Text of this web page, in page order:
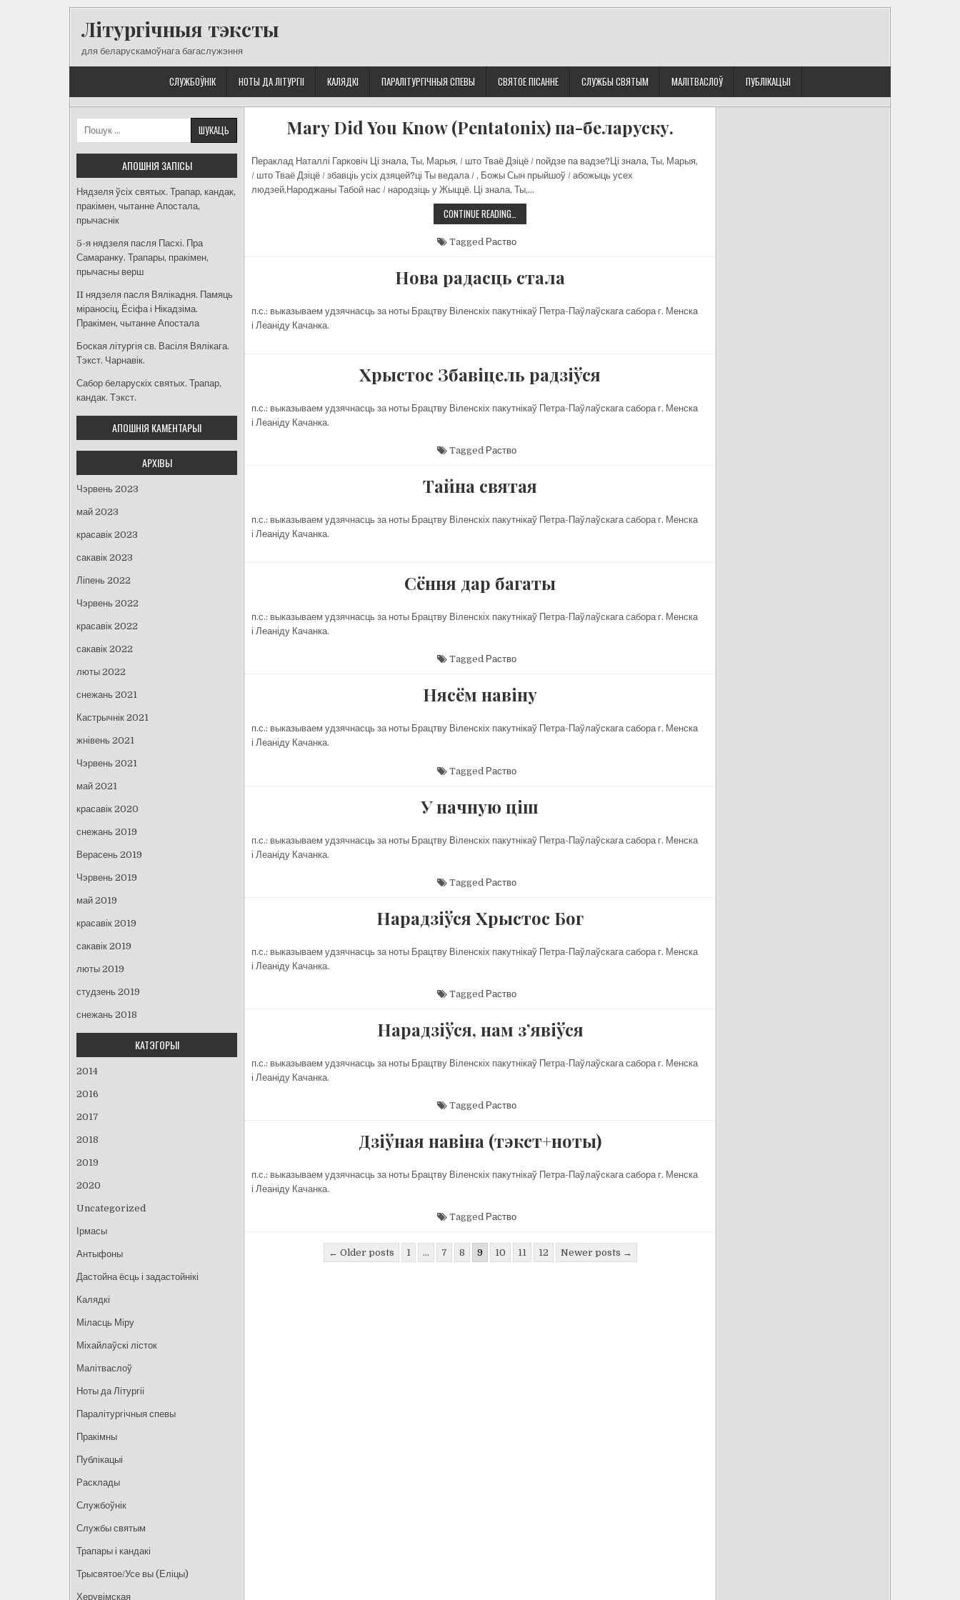
Літургічныя тэксты
для беларускамоўнага багаслужэння
СЛУЖБОЎНІК НОТЫ ДА ЛІТУРГІІ КАЛЯДКІ ПАРАЛІТУРГІЧНЫЯ СПЕВЫ СВЯТОЕ ПІСАННЕ СЛУЖБЫ СВЯТЫМ МАЛІТВАСЛОЎ ПУБЛІКАЦЫІ
Mary Did You Know (Pentatonix) па-беларуску.
Пераклад Наталлі Гарковіч Ці знала, Ты, Марыя, / што Тваё Дзіцё / пойдзе па вадзе?Ці знала, Ты, Марыя,
/ што Тваё Дзіцё / збавціь усіх дзяцей?ці Ты ведала / , Божы Сын прыйшоў / абожыць усех
людзей,Народжаны Табой нас / народзіць у Жыццё. Ці знала, Ты,…
CONTINUE READING…
DID
KNOW
ПА-
Tagged Раство
Нова радасць стала
п.с.: выказываем удзячнасць за ноты Брацтву Віленскіх пакутнікаў Петра-Паўлаўскага сабора г. Менска
і Леаніду Качанка.
Хрыстос Збавіцель радзіўся
п.с.: выказываем удзячнасць за ноты Брацтву Віленскіх пакутнікаў Петра-Паўлаўскага сабора г. Менска
і Леаніду Качанка.
Tagged Раство
Тайна святая
п.с.: выказываем удзячнасць за ноты Брацтву Віленскіх пакутнікаў Петра-Паўлаўскага сабора г. Менска
і Леаніду Качанка.
Сёння дар багаты
п.с.: выказываем удзячнасць за ноты Брацтву Віленскіх пакутнікаў Петра-Паўлаўскага сабора г. Менска
і Леаніду Качанка.
Tagged Раство
Нясём навіну
п.с.: выказываем удзячнасць за ноты Брацтву Віленскіх пакутнікаў Петра-Паўлаўскага сабора г. Менска
і Леаніду Качанка.
Tagged Раство
У начную ціш
п.с.: выказываем удзячнасць за ноты Брацтву Віленскіх пакутнікаў Петра-Паўлаўскага сабора г. Менска
і Леаніду Качанка.
Tagged Раство
Нарадзіўся Хрыстос Бог
п.с.: выказываем удзячнасць за ноты Брацтву Віленскіх пакутнікаў Петра-Паўлаўскага сабора г. Менска
і Леаніду Качанка.
Tagged Раство
Нарадзіўся, нам з’явіўся
п.с.: выказываем удзячнасць за ноты Брацтву Віленскіх пакутнікаў Петра-Паўлаўскага сабора г. Менска
і Леаніду Качанка.
Tagged Раство
Дзіўная навіна (тэкст+ноты)
п.с.: выказываем удзячнасць за ноты Брацтву Віленскіх пакутнікаў Петра-Паўлаўскага сабора г. Менска
і Леаніду Качанка.
Tagged Раство
Навігацыя← Older posts 1 … 7 8 9 10 11 12 Newer posts →
Пошук:
АПОШНІЯ ЗАПІСЫ
Нядзеля ўсіх святых. Трапар, кандак,
пракімен, чытанне Апостала,
прычаснік
5-я нядзеля пасля Пасхі. Пра
Самаранку. Трапары, пракімен,
прычасны верш
II нядзеля пасля Вялікадня. Памяць
міраносіц, Ёсіфа і Нікадзіма.
Пракімен, чытанне Апостала
Боская літургія св. Васіля Вялікага.
Тэкст. Чарнавік.
Сабор беларускіх святых. Трапар,
кандак. Тэкст.
АПОШНІЯ КАМЕНТАРЫІ
АРХІВЫ
Чэрвень 2023
май 2023
красавік 2023
сакавік 2023
Ліпень 2022
Чэрвень 2022
красавік 2022
сакавік 2022
люты 2022
снежань 2021
Кастрычнік 2021
жнівень 2021
Чэрвень 2021
май 2021
красавік 2020
снежань 2019
Верасень 2019
Чэрвень 2019
май 2019
красавік 2019
сакавік 2019
люты 2019
студзень 2019
снежань 2018
КАТЭГОРЫІ
2014
2016
2017
2018
2019
2020
Uncategorized
Ірмасы
Антыфоны
Дастойна ёсць і задастойнікі
Калядкі
Міласць Міру
Міхайлаўскі лісток
Малітваслоў
Ноты да Літургіі
Паралітургічныя спевы
Пракімны
Публікацыі
Расклады
Службоўнік
Службы святым
Трапары і кандакі
Трысвятое/Усе вы (Еліцы)
Херувімская